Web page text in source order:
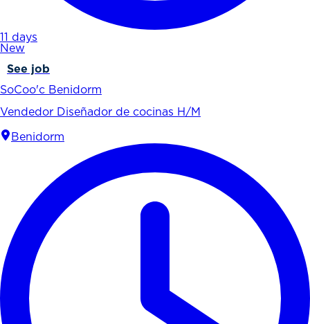
11 days
New
See job
SoCoo'c Benidorm
Vendedor Diseñador de cocinas H/M
Benidorm